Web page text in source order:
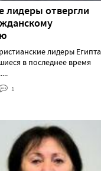
лидеры отвергли
лидеры Египта
в последнее время
1